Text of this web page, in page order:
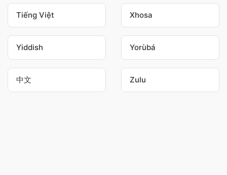
Tiếng Việt Xhosa
Yiddish Yorùbá
中文 Zulu